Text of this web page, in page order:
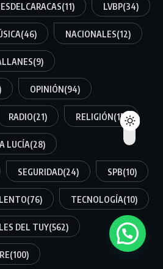
(11) LVBP(34)
(46) NACIONALES(12)
(9)
OPINIÓN(94)
RADIO(21) RELIGIÓN(15)
LUCÍA(28)
SEGURIDAD(24) SPB(10)
(76) TECNOLOGÍA(10)
DEL TUY(562)
(100)